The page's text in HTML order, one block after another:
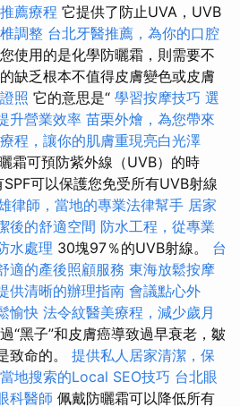
薦療程 它提供了防止UVA，UVB
調整 台北牙醫推薦，為你的口腔
使用的是化學防曬霜，則需要不
缺乏根本不值得皮膚變色或皮膚
照 它的意思是“ 學習按摩技巧 選
升營業效率 苗栗外燴，為您帶來
程，讓你的肌膚重現亮白光澤
霜可預防紫外線（UVB）的時
SPF可以保護您免受所有UVB射線
律師，當地的專業法律幫手 居家
後的舒適空間 防水工程，從專業
水處理 30塊97％的UVB射線。 台
適的產後照顧服務 東海放鬆按摩
供清晰的辦理指南 會議點心外
愉快 法令紋醫美療程，減少歲月
“黑子”和皮膚癌導致過早衰老，皺
致命的。 提供私人居家清潔，保
地搜索的Local SEO技巧 台北眼
科醫師 佩戴防曬霜可以降低所有